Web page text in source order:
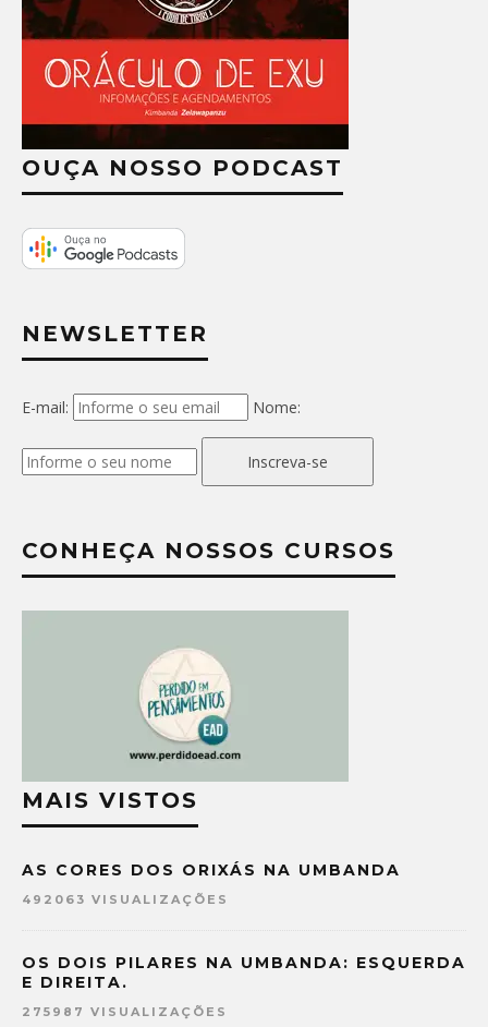
OUÇA NOSSO PODCAST
NEWSLETTER
E-mail: Nome:
Inscreva-se
CONHEÇA NOSSOS CURSOS
MAIS VISTOS
AS CORES DOS ORIXÁS NA UMBANDA
492063 VISUALIZAÇÕES
OS DOIS PILARES NA UMBANDA: ESQUERDA
E DIREITA.
275987 VISUALIZAÇÕES